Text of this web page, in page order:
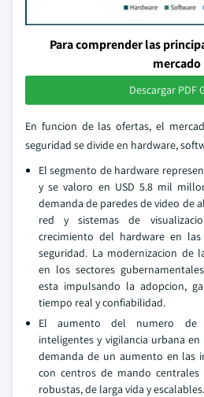
Para comprender las
mercado
Descargar PDF
En funcion de las ofertas, el
seguridad se divide en hardware,
El segmento de hardware
y se valoro en USD 5.8 mil
demanda de paredes de video de
red y sistemas de
crecimiento del hardware en
seguridad. La modernizacion de
en los sectores
esta impulsando la adopcion,
tiempo real y confiabilidad.
El aumento del numero de
inteligentes y vigilancia urbana
demanda de un aumento en las
con centros de mando
robustas, de larga vida y escalables.